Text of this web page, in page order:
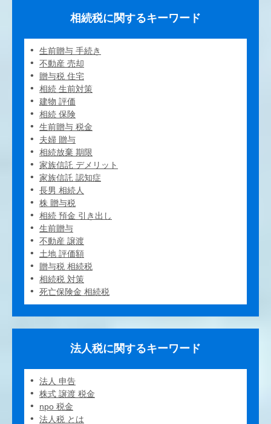
相続税に関するキーワード
生前贈与 手続き
不動産 売却
贈与税 住宅
相続 生前対策
建物 評価
相続 保険
生前贈与 税金
夫婦 贈与
相続放棄 期限
家族信託 デメリット
家族信託 認知症
長男 相続人
株 贈与税
相続 預金 引き出し
生前贈与
不動産 譲渡
土地 評価額
贈与税 相続税
相続税 対策
死亡保険金 相続税
法人税に関するキーワード
法人 申告
株式 譲渡 税金
npo 税金
法人税 とは